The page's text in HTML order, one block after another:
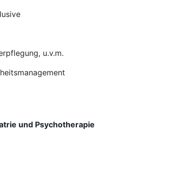
u.v.m.
und Psychotherapie